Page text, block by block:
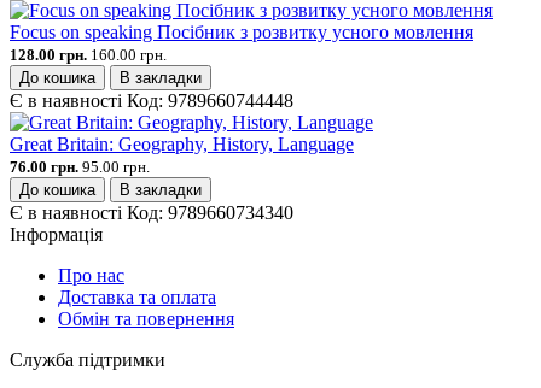
Focus on speaking Посібник з розвитку усного мовлення
128.00 грн. 160.00 грн.
До кошика
В закладки
Є в наявності Код: 9789660744448
Great Britain: Geography, History, Language
76.00 грн. 95.00 грн.
До кошика
В закладки
Є в наявності Код: 9789660734340
Інформація
Про нас
Доставка та оплата
Обмін та повернення
Служба підтримки